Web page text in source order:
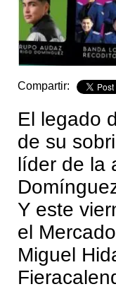
Compartir:
El legado
de su
líder de la
Y este
el
Miguel